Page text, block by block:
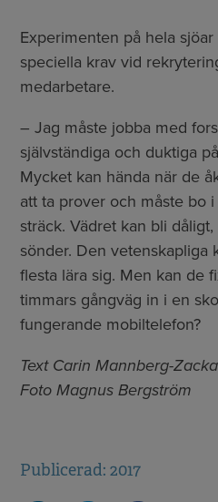
Experimenten på hela
speciella krav vid
medarbetare.
– Jag måste jobba med
självständiga och duktiga
Mycket kan hända när de
att ta prover och måste bo
sträck. Vädret kan bli
sönder. Den vetenskapliga
flesta lära sig. Men kan de
timmars gångväg in i en
fungerande mobiltelefon?
Text Carin Mannberg-
Foto Magnus Bergström
Publicerad: 2017